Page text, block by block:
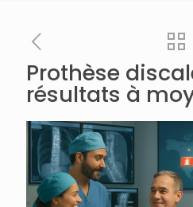
Prothèse
résultats à